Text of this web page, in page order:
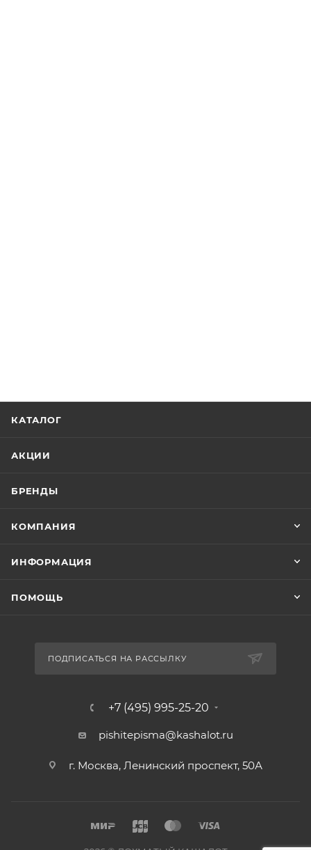
КАТАЛОГ
АКЦИИ
БРЕНДЫ
КОМПАНИЯ
ИНФОРМАЦИЯ
ПОМОЩЬ
ПОДПИСАТЬСЯ НА РАССЫЛКУ
+7 (495) 995-25-20​
pishitepisma@kashalot.ru
г. Москва, Ленинский проспект, 50А​